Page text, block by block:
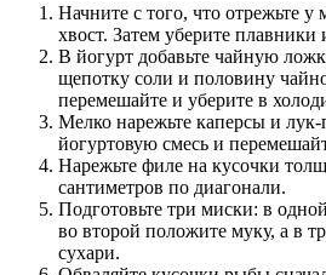
Начните с того, что отрежьте у
хвост. Затем уберите плавники
В йогурт добавьте чайную
щепотку соли и половину
перемешайте и уберите в
Мелко нарежьте каперсы и лук-
йогуртовую смесь и
Нарежьте филе на кусочки
сантиметров по диагонали.
Подготовьте три миски: в
во второй положите муку, а в
сухари.